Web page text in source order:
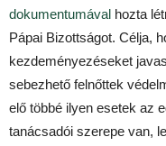
dokumentumával hozta
Pápai Bizottságot. Célja,
kezdeményezéseket
sebezhető felnőttek
elő többé ilyen esetek az
tanácsadói szerepe van,